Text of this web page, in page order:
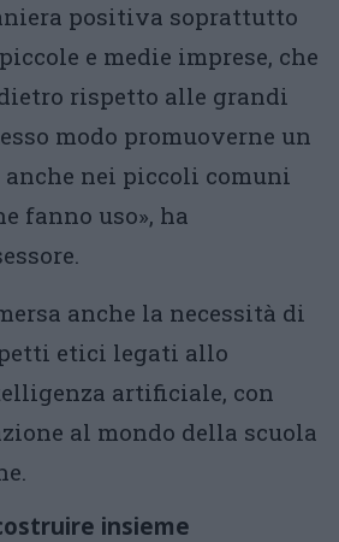
positiva soprattutto
e medie imprese, che
rispetto alle grandi
modo promuoverne un
anche nei piccoli comuni
fanno uso», ha
anche la necessità di
etici legati allo
artificiale, con
al mondo della scuola
insieme